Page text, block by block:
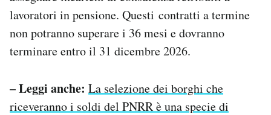
lavoratori in pensione. Questi contratti a termine
non potranno superare i 36 mesi e dovranno
terminare entro il 31 dicembre 2026.
– Leggi anche: La selezione dei borghi che
riceveranno i soldi del PNRR è una specie di